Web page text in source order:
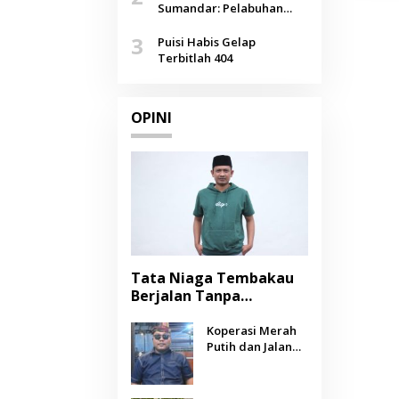
Agustus
Sumandar: Pelabuhan
Selendang Benang Merah
Lombang
3
Puisi Habis Gelap
Terbitlah 404
OPINI
Tata Niaga Tembakau
Berjalan Tanpa
Negara Berpihak
kepada Petani?
Koperasi Merah
Putih dan Jalan